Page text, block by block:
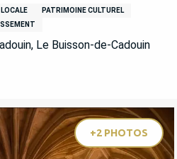
PATRIMOINE CULTUREL
Le Buisson-de-Cadouin
+2 PHOTOS